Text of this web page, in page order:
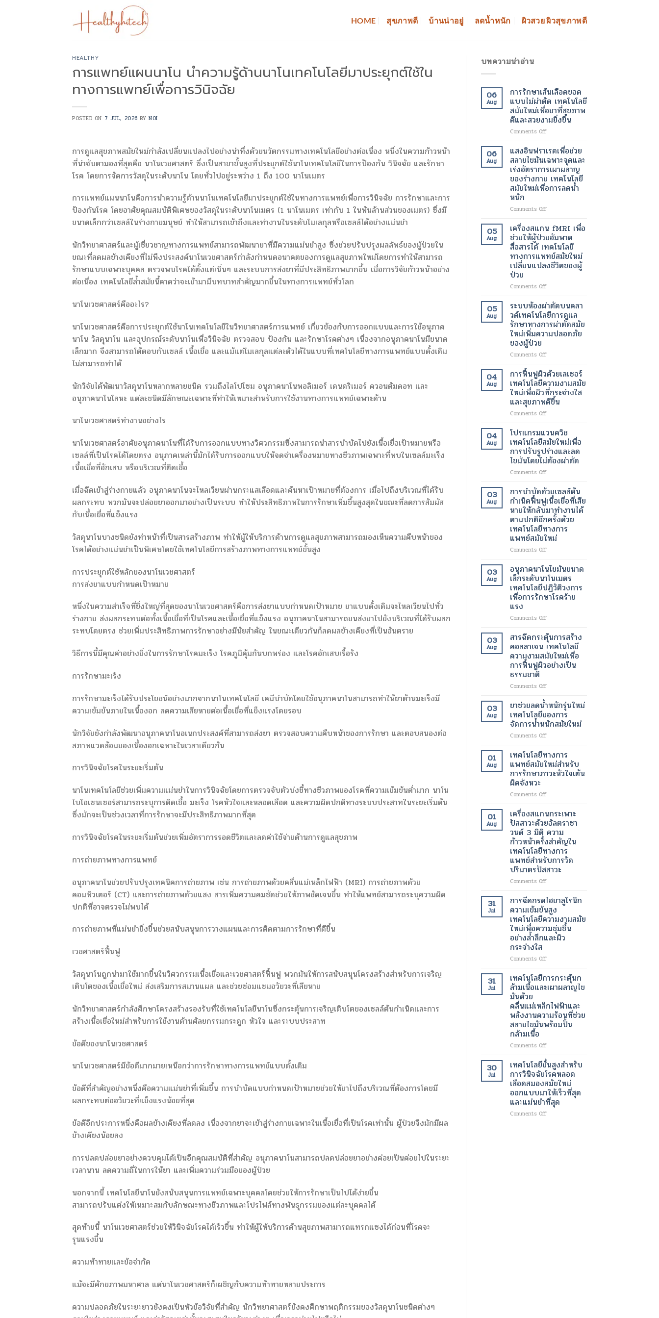
HOME สุขภาพดี บ้านน่าอยู่ ลดน้ำหนัก ผิวสวย ผิวสุขภาพดี
HEALTHY
การแพทย์แผนนาโน นำความรู้ด้านนาโนเทคโนโลยีมาประยุกต์ใช้ใน
ทางการแพทย์เพื่อการวินิจฉัย
POSTED ON 7 JUL, 2026 BYNOI
การดูแลสุขภาพสมัยใหม่กำลังเปลี่ยนแปลงไปอย่างน่าทึ่งด้วยนวัตกรรมทางเทคโนโลยีอย่างต่อเนื่อง หนึ่งในความก้าวหน้า
ที่น่าจับตามองที่สุดคือ นาโนเวชศาสตร์ ซึ่งเป็นสาขาขั้นสูงที่ประยุกต์ใช้นาโนเทคโนโลยีในการป้องกัน วินิจฉัย และรักษา
โรค โดยการจัดการวัสดุในระดับนาโน โดยทั่วไปอยู่ระหว่าง 1 ถึง 100 นาโนเมตร
การแพทย์แผนนาโนคือการนำความรู้ด้านนาโนเทคโนโลยีมาประยุกต์ใช้ในทางการแพทย์เพื่อการวินิจฉัย การรักษาและการ
ป้องกันโรค โดยอาศัยคุณสมบัติพิเศษของวัสดุในระดับนาโนเมตร (1 นาโนเมตร เท่ากับ 1 ในพันล้านส่วนของเมตร) ซึ่งมี
ขนาดเล็กกว่าเซลล์ในร่างกายมนุษย์ ทำให้สามารถเข้าถึงและทำงานในระดับโมเลกุลหรือเซลล์ได้อย่างแม่นยำ
นักวิทยาศาสตร์และผู้เชี่ยวชาญทางการแพทย์สามารถพัฒนายาที่มีความแม่นยำสูง ซึ่งช่วยปรับปรุงผลลัพธ์ของผู้ป่วยใน
ขณะที่ลดผลข้างเคียงที่ไม่พึงประสงค์นาโนเวชศาสตร์กำลังกำหนดอนาคตของการดูแลสุขภาพใหม่โดยการทำให้สามารถ
รักษาแบบเฉพาะบุคคล ตรวจพบโรคได้ตั้งแต่เนิ่นๆ และระบบการส่งยาที่มีประสิทธิภาพมากขึ้น เมื่อการวิจัยก้าวหน้าอย่าง
ต่อเนื่อง เทคโนโลยีล้ำสมัยนี้คาดว่าจะเข้ามามีบทบาทสำคัญมากขึ้นในทางการแพทย์ทั่วโลก
นาโนเวชศาสตร์คืออะไร?
นาโนเวชศาสตร์คือการประยุกต์ใช้นาโนเทคโนโลยีในวิทยาศาสตร์การแพทย์ เกี่ยวข้องกับการออกแบบและการใช้อนุภาค
นาโน วัสดุนาโน และอุปกรณ์ระดับนาโนเพื่อวินิจฉัย ตรวจสอบ ป้องกัน และรักษาโรคต่างๆ เนื่องจากอนุภาคนาโนมีขนาด
เล็กมาก จึงสามารถโต้ตอบกับเซลล์ เนื้อเยื่อ และแม้แต่โมเลกุลแต่ละตัวได้ในแบบที่เทคโนโลยีทางการแพทย์แบบดั้งเดิม
ไม่สามารถทำได้
นักวิจัยได้พัฒนาวัสดุนาโนหลากหลายชนิด รวมถึงไลโปโซม อนุภาคนาโนพอลิเมอร์ เดนดริเมอร์ ควอนตัมดอท และ
อนุภาคนาโนโลหะ แต่ละชนิดมีลักษณะเฉพาะที่ทำให้เหมาะสำหรับการใช้งานทางการแพทย์เฉพาะด้าน
นาโนเวชศาสตร์ทำงานอย่างไร
นาโนเวชศาสตร์อาศัยอนุภาคนาโนที่ได้รับการออกแบบทางวิศวกรรมซึ่งสามารถนำสารบำบัดไปยังเนื้อเยื่อเป้าหมายหรือ
เซลล์ที่เป็นโรคได้โดยตรง อนุภาคเหล่านี้มักได้รับการออกแบบให้จดจำเครื่องหมายทางชีวภาพเฉพาะที่พบในเซลล์มะเร็ง
เนื้อเยื่อที่อักเสบ หรือบริเวณที่ติดเชื้อ
เมื่อฉีดเข้าสู่ร่างกายแล้ว อนุภาคนาโนจะไหลเวียนผ่านกระแสเลือดและค้นหาเป้าหมายที่ต้องการ เมื่อไปถึงบริเวณที่ได้รับ
ผลกระทบ พวกมันจะปล่อยยาออกมาอย่างเป็นระบบ ทำให้ประสิทธิภาพในการรักษาเพิ่มขึ้นสูงสุดในขณะที่ลดการสัมผัส
กับเนื้อเยื่อที่แข็งแรง
วัสดุนาโนบางชนิดยังทำหน้าที่เป็นสารสร้างภาพ ทำให้ผู้ให้บริการด้านการดูแลสุขภาพสามารถมองเห็นความคืบหน้าของ
โรคได้อย่างแม่นยำเป็นพิเศษโดยใช้เทคโนโลยีการสร้างภาพทางการแพทย์ขั้นสูง
การประยุกต์ใช้หลักของนาโนเวชศาสตร์
การส่งยาแบบกำหนดเป้าหมาย
หนึ่งในความสำเร็จที่ยิ่งใหญ่ที่สุดของนาโนเวชศาสตร์คือการส่งยาแบบกำหนดเป้าหมาย ยาแบบดั้งเดิมจะไหลเวียนไปทั่ว
ร่างกาย ส่งผลกระทบต่อทั้งเนื้อเยื่อที่เป็นโรคและเนื้อเยื่อที่แข็งแรง อนุภาคนาโนสามารถขนส่งยาไปยังบริเวณที่ได้รับผลก
ระทบโดยตรง ช่วยเพิ่มประสิทธิภาพการรักษาอย่างมีนัยสำคัญ ในขณะเดียวกันก็ลดผลข้างเคียงที่เป็นอันตราย
วิธีการนี้มีคุณค่าอย่างยิ่งในการรักษาโรคมะเร็ง โรคภูมิคุ้มกันบกพร่อง และโรคอักเสบเรื้อรัง
การรักษามะเร็ง
การรักษามะเร็งได้รับประโยชน์อย่างมากจากนาโนเทคโนโลยี เคมีบำบัดโดยใช้อนุภาคนาโนสามารถทำให้ยาต้านมะเร็งมี
ความเข้มข้นภายในเนื้องอก ลดความเสียหายต่อเนื้อเยื่อที่แข็งแรงโดยรอบ
นักวิจัยยังกำลังพัฒนาอนุภาคนาโนอเนกประสงค์ที่สามารถส่งยา ตรวจสอบความคืบหน้าของการรักษา และตอบสนองต่อ
สภาพแวดล้อมของเนื้องอกเฉพาะในเวลาเดียวกัน
การวินิจฉัยโรคในระยะเริ่มต้น
นาโนเทคโนโลยีช่วยเพิ่มความแม่นยำในการวินิจฉัยโดยการตรวจจับตัวบ่งชี้ทางชีวภาพของโรคที่ความเข้มข้นต่ำมาก นาโน
ไบโอเซนเซอร์สามารถระบุการติดเชื้อ มะเร็ง โรคหัวใจและหลอดเลือด และความผิดปกติทางระบบประสาทในระยะเริ่มต้น
ซึ่งมักจะเป็นช่วงเวลาที่การรักษาจะมีประสิทธิภาพมากที่สุด
การวินิจฉัยโรคในระยะเริ่มต้นช่วยเพิ่มอัตราการรอดชีวิตและลดค่าใช้จ่ายด้านการดูแลสุขภาพ
การถ่ายภาพทางการแพทย์
อนุภาคนาโนช่วยปรับปรุงเทคนิคการถ่ายภาพ เช่น การถ่ายภาพด้วยคลื่นแม่เหล็กไฟฟ้า (MRI) การถ่ายภาพด้วย
คอมพิวเตอร์ (CT) และการถ่ายภาพด้วยแสง สารเพิ่มความคมชัดช่วยให้ภาพชัดเจนขึ้น ทำให้แพทย์สามารถระบุความผิด
ปกติที่อาจตรวจไม่พบได้
การถ่ายภาพที่แม่นยำยิ่งขึ้นช่วยสนับสนุนการวางแผนและการติดตามการรักษาที่ดีขึ้น
เวชศาสตร์ฟื้นฟู
วัสดุนาโนถูกนำมาใช้มากขึ้นในวิศวกรรมเนื้อเยื่อและเวชศาสตร์ฟื้นฟู พวกมันให้การสนับสนุนโครงสร้างสำหรับการเจริญ
เติบโตของเนื้อเยื่อใหม่ ส่งเสริมการสมานแผล และช่วยซ่อมแซมอวัยวะที่เสียหาย
นักวิทยาศาสตร์กำลังศึกษาโครงสร้างรองรับที่ใช้เทคโนโลยีนาโนซึ่งกระตุ้นการเจริญเติบโตของเซลล์ต้นกำเนิดและการ
สร้างเนื้อเยื่อใหม่สำหรับการใช้งานด้านศัลยกรรมกระดูก หัวใจ และระบบประสาท
ข้อดีของนาโนเวชศาสตร์
นาโนเวชศาสตร์มีข้อดีมากมายเหนือกว่าการรักษาทางการแพทย์แบบดั้งเดิม
ข้อดีที่สำคัญอย่างหนึ่งคือความแม่นยำที่เพิ่มขึ้น การบำบัดแบบกำหนดเป้าหมายช่วยให้ยาไปถึงบริเวณที่ต้องการโดยมี
ผลกระทบต่ออวัยวะที่แข็งแรงน้อยที่สุด
ข้อดีอีกประการหนึ่งคือผลข้างเคียงที่ลดลง เนื่องจากยาจะเข้าสู่ร่างกายเฉพาะในเนื้อเยื่อที่เป็นโรคเท่านั้น ผู้ป่วยจึงมักมีผล
ข้างเคียงน้อยลง
การปลดปล่อยยาอย่างควบคุมได้เป็นอีกคุณสมบัติที่สำคัญ อนุภาคนาโนสามารถปลดปล่อยยาอย่างค่อยเป็นค่อยไปในระยะ
เวลานาน ลดความถี่ในการให้ยา และเพิ่มความร่วมมือของผู้ป่วย
นอกจากนี้ เทคโนโลยีนาโนยังสนับสนุนการแพทย์เฉพาะบุคคลโดยช่วยให้การรักษาเป็นไปได้ง่ายขึ้น
สามารถปรับแต่งให้เหมาะสมกับลักษณะทางชีวภาพและโปรไฟล์ทางพันธุกรรมของแต่ละบุคคลได้
สุดท้ายนี้ นาโนเวชศาสตร์ช่วยให้วินิจฉัยโรคได้เร็วขึ้น ทำให้ผู้ให้บริการด้านสุขภาพสามารถแทรกแซงได้ก่อนที่โรคจะ
รุนแรงขึ้น
ความท้าทายและข้อจำกัด
แม้จะมีศักยภาพมหาศาล แต่นาโนเวชศาสตร์ก็เผชิญกับความท้าทายหลายประการ
ความปลอดภัยในระยะยาวยังคงเป็นหัวข้อวิจัยที่สำคัญ นักวิทยาศาสตร์ยังคงศึกษาพฤติกรรมของวัสดุนาโนชนิดต่างๆ
บทความน่าอ่าน
06
Aug
การรักษาเส้นเลือดขอด
แบบไม่ผ่าตัด เทคโนโลยี
สมัยใหม่เพื่อขาที่สุขภาพ
ดีและสวยงามยิ่งขึ้น
Comments Offon
รักษา
เส้นเลือด
ขอด
แบบ
ไม่
ผ่าตัด
สมัย
ขา
ที่
สุขภาพ
ดี
และ
06
Aug
แสงอินฟราเรดเพื่อช่วย
สลายไขมันเฉพาะจุดและ
เร่งอัตราการเผาผลาญ
ของร่างกาย เทคโนโลยี
สมัยใหม่เพื่อการลดน้ำ
หนัก
Comments Offon
อินฟราเรด
เพื่อ
ช่วย
สลาย
ไข
มัน
จุด
เร่ง
อัตรา
การ
เผา
ผลาญ
ใหม่
เพื่อ
การ
ลด
05
Aug
เครื่องสแกน fMRI เพื่อ
ช่วยให้ผู้ป่วยอัมพาต
สื่อสารได้ เทคโนโลยี
ทางการแพทย์สมัยใหม่
เปลี่ยนแปลงชีวิตของผู้
ป่วย
Comments Offon
สแกน
fMRI
เพื่อ
ช่วย
ให้
ป่วย
สื่อสาร
ได้
เทคโนโลยี
ทางการ
แพทย์
สมัย
เปลี่ยนแปลง
ชีวิต
ของ
ผู้
ป่วย
05
Aug
ระบบห้องผ่าตัดบนคลา
วด์เทคโนโลยีการดูแล
รักษาทางการผ่าตัดสมัย
ใหม่เพิ่มความปลอดภัย
ของผู้ป่วย
Comments Offon
ห้อง
ผ่าตัด
บน
คลา
วด์
เทคโนโลยี
ดูแล
รักษา
ทางการ
ผ่าตัด
สมัย
ใหม่
ความ
ปลอดภัย
ของ
ผู้
ป่วย
04
Aug
การฟื้นฟูผิวด้วยเลเซอร์
เทคโนโลยีความงามสมัย
ใหม่เพื่อผิวที่กระจ่างใส
และสุขภาพดีขึ้น
Comments Offon
ฟื้นฟู
ผิว
ด้วย
เลเซอร์
เทคโนโลยี
ความ
สมัย
ใหม่
เพื่อ
ผิว
ที่
กระจ่าง
ใส
และ
ขึ้น
04
Aug
โปรแกรมแวนควิช
เทคโนโลยีสมัยใหม่เพื่อ
การปรับรูปร่างและลด
ไขมันโดยไม่ต้องผ่าตัด
Comments Offon
แก
รม
แวน
ควิช
เทคโนโลยี
สมัย
ใหม่
เพื่อ
ปรับ
รูป
ร่าง
และ
ลด
ต้อง
ผ่าตัด
03
Aug
การบำบัดด้วยเซลล์ต้น
กำเนิดฟื้นฟูเนื้อเยื่อที่เสีย
หายให้กลับมาทำงานได้
ตามปกติอีกครั้งด้วย
เทคโนโลยีทางการ
แพทย์สมัยใหม่
Comments Offon
บำบัด
ด้วย
เซลล์
ต้น
กำเนิด
เนื้อเยื่อ
เสีย
หาย
ให้
กลับ
มา
ได้
ปกติ
อีก
ครั้ง
ด้วย
เทคโนโลยี
สมัย
ใหม่
03
Aug
อนุภาคนาโนไขมันขนาด
เล็กระดับนาโนเมตร
เทคโนโลยีปฏิวัติวงการ
เพื่อการรักษาโรคร้าย
แรง
Comments Offon
นาโน
ไข
มัน
ขนาด
เล็ก
นาโน
เทคโนโลยี
ปฏิวัติ
วงการ
เพื่อ
การ
ร้าย
แรง
03
Aug
สารฉีดกระตุ้นการสร้าง
คอลลาเจน เทคโนโลยี
ความงามสมัยใหม่เพื่อ
การฟื้นฟูผิวอย่างเป็น
ธรรมชาติ
Comments Offon
ฉีด
กระตุ้น
การ
สร้าง
คอ
ลา
เจน
เทคโนโลยี
ความ
สมัย
เพื่อ
การ
ฟื้นฟู
ผิว
อย่าง
เป็น
ธรรมชาติ
03
Aug
ยาช่วยลดน้ำหนักรุ่นใหม่
เทคโนโลยีของการ
จัดการน้ำหนักสมัยใหม่
Comments Offon
ช่วย
ลด
น้ำ
หนัก
ใหม่
ของ
การ
จัดการ
น้ำ
หนัก
สมัย
ใหม่
01
Aug
เทคโนโลยีทางการ
แพทย์สมัยใหม่สำหรับ
การรักษาภาวะหัวใจเต้น
ผิดจังหวะ
Comments Offon
ทางการ
แพทย์
สมัย
ใหม่
สำหรับ
การ
รักษา
ภาวะ
หัวใจ
จังหวะ
01
Aug
เครื่องสแกนกระเพาะ
ปัสสาวะด้วยอัลตราซา
วนด์ 3 มิติ ความ
ก้าวหน้าครั้งสำคัญใน
เทคโนโลยีทางการ
แพทย์สำหรับการวัด
ปริมาตรปัสสาวะ
Comments Offon
สแกน
กระเพาะ
ปัสสาวะ
ด้วย
อัลตรา
ซา
3
ก้าวหน้า
ครั้ง
ใน
เทคโนโลยี
ทางการ
การ
ปริมาตร
ปัสสาวะ
31
Jul
การฉีดกรดไฮยาลูโรนิก
ความเข้มข้นสูง
เทคโนโลยีความงามสมัย
ใหม่เพื่อความชุ่มชื้น
อย่างล้ำลึกและผิว
กระจ่างใส
Comments Offon
ฉีด
กรด
ไฮ
ลู
โร
นิก
เข้ม
สูง
เทคโนโลยี
ความ
งาม
สมัย
ใหม่
เพื่อ
31
Jul
เทคโนโลยีการกระตุ้นก
ล้ามเนื้อและเผาผลาญไข
มันด้วย
คลื่นแม่เหล็กไฟฟ้าและ
พลังงานความร้อนที่ช่วย
สลายไขมันพร้อมปั้น
กล้ามเนื้อ
Comments Offon
การก
ระ
ตุ้
นก
ล้า
ม
เนื้อ
30
Jul
เทคโนโลยีขั้นสูงสำหรับ
การวินิจฉัยโรคหลอด
เลือดสมองสมัยใหม่
ออกแบบมาให้เร็วที่สุด
และแม่นยำที่สุด
Comments Offon